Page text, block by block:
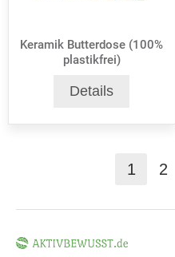
Keramik Butterdose (100%
plastikfrei)
Details
1 2